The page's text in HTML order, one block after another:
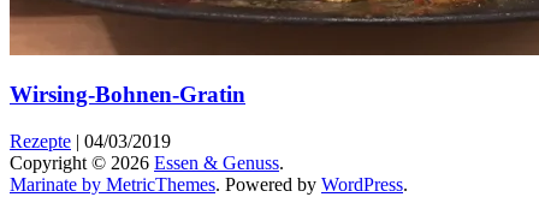
Wirsing-Bohnen-Gratin
Rezepte | 04/03/2019
Copyright © 2026 Essen & Genuss.
Marinate by MetricThemes. Powered by WordPress.